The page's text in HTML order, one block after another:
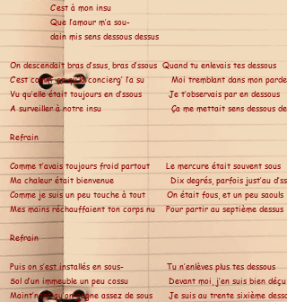
C’est à mon insu
Que l’amour m’a sou-
dain mis sens dessous dessus
On descendait bras d’ssus, bras d’ssous Quand tu enlevais tes dessous
C’est comm’ ça qu’la concierg’ l’a su Moi tremblant dans mon
Vu qu’elle était toujours en d’ssous Je t’observais par en dessous
A surveiller à notre insu Ça me mettait sens dessous
Refrain
Comme t’avais toujours froid partout Le mercure était souvent sous
Ma chaleur était bienvenue Dix degrés, parfois just’au
Comme je suis un peu touche à tout On était fous, et un peu saouls
Mes mains réchauffaient ton corps nu Pour partir au septième dessus
Refrain
Puis on s’est installés en sous- Tu n’enlèves plus tes dessous
Sol d’un immeuble un peu cossu Devant moi, j’en suis bien déçu
Maint’nant qu’on gagne assez de sous Je suis au trente sixième